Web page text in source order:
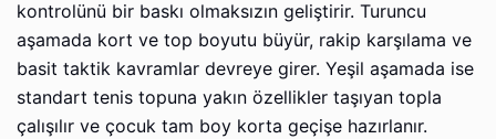
kontrolünü bir baskı olmaksızın geliştirir. Turuncu
aşamada kort ve top boyutu büyür, rakip karşılama ve
basit taktik kavramlar devreye girer. Yeşil aşamada ise
standart tenis topuna yakın özellikler taşıyan topla
çalışılır ve çocuk tam boy korta geçişe hazırlanır.